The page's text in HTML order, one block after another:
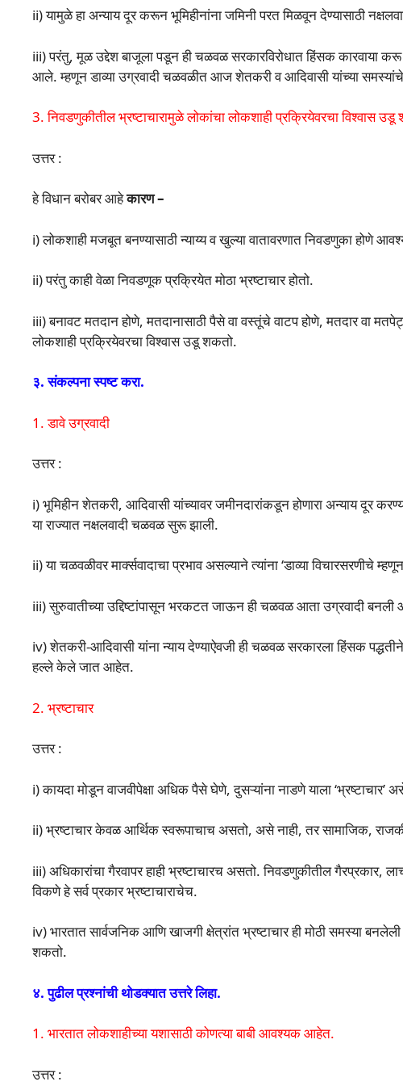
ii) यामुळे हा अन्याय दूर करून भूमिहीनांना जमिनी परत मिळवून देण्यासाठी
iii) परंतु, मूळ उद्देश बाजूला पडून ही चळवळ सरकारविरोधात हिंसक कारवाया
आले. म्हणून डाव्या उग्रवादी चळवळीत आज शेतकरी व आदिवासी यांच्या
3. निवडणुकीतील भ्रष्टाचारामुळे लोकांचा लोकशाही प्रक्रियेवरचा विश्वास
उत्तर :
हे विधान बरोबर आहेकारण –
i) लोकशाही मजबूत बनण्यासाठी न्याय्य व खुल्या वातावरणात निवडणुका होणे
ii) परंतु काही वेळा निवडणूक प्रक्रियेत मोठा भ्रष्टाचार होतो.
iii) बनावट मतदान होणे, मतदानासाठी पैसे वा वस्तूंचे वाटप होणे, मतदार वा
लोकशाही प्रक्रियेवरचा विश्वास उडू शकतो.
३. संकल्पना स्पष्ट करा.
1. डावे उग्रवादी
उत्तर :
i) भूमिहीन शेतकरी, आदिवासी यांच्यावर जमीनदारांकडून होणारा अन्याय दूर
या राज्यात नक्षलवादी चळवळ सुरू झाली.
ii) या चळवळीवर मार्क्सवादाचा प्रभाव असल्याने त्यांना ‘डाव्या विचारसरणीचे
iii) सुरुवातीच्या उद्दिष्टांपासून भरकटत जाऊन ही चळवळ आता उग्रवादी बनली
iv) शेतकरी-आदिवासी यांना न्याय देण्याऐवजी ही चळवळ सरकारला हिंसक
हल्ले केले जात आहेत.
2. भ्रष्टाचार
उत्तर :
i) कायदा मोडून वाजवीपेक्षा अधिक पैसे घेणे, दुसऱ्यांना नाडणे याला ‘भ्रष्टाचार’
ii) भ्रष्टाचार केवळ आर्थिक स्वरूपाचाच असतो, असे नाही, तर सामाजिक,
iii) अधिकारांचा गैरवापर हाही भ्रष्टाचारच असतो. निवडणुकीतील
विकणे हे सर्व प्रकार भ्रष्टाचाराचेच.
iv) भारतात सार्वजनिक आणि खाजगी क्षेत्रांत भ्रष्टाचार ही मोठी समस्या
शकतो.
४. पुढील प्रश्नांची थोडक्यात उत्तरे लिहा.
1. भारतात लोकशाहीच्या यशासाठी कोणत्या बाबी आवश्यक आहेत.
उत्तर :